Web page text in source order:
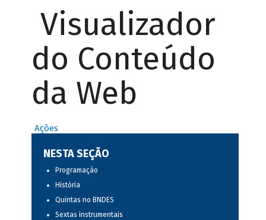
Visualizador
do Conteúdo
da Web
Ações
NESTA SEÇÃO
Programação
História
Quintas no BNDES
Sextas instrumentais